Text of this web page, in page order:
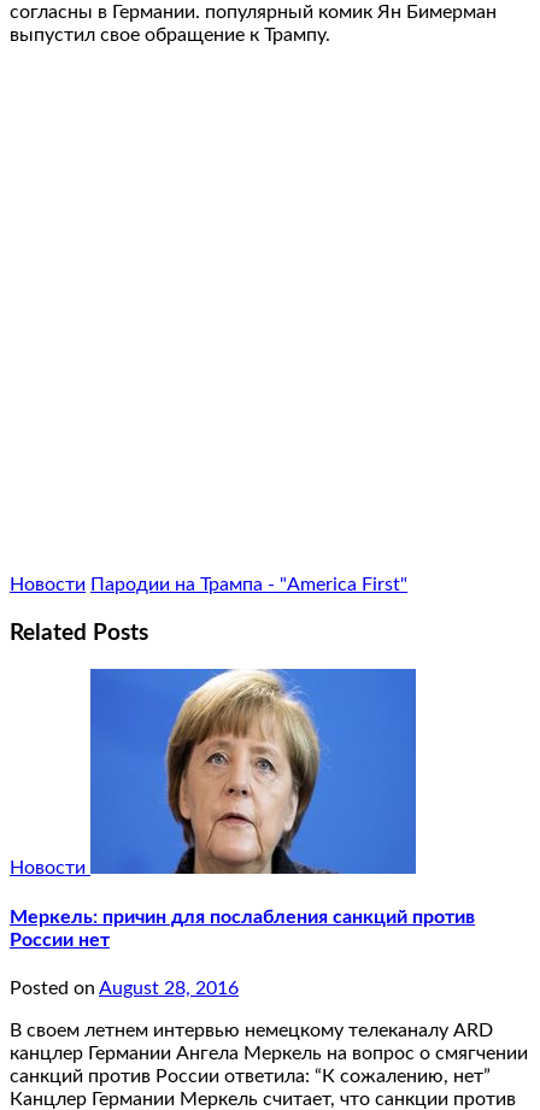
согласны в Германии. популярный комик Ян Бимерман
выпустил свое обращение к Трампу.
Новости Пародии на Трампа - "America First"
Related Posts
Новости
Меркель: причин для послабления санкций против
России нет
Posted on August 28, 2016
В своем летнем интервью немецкому телеканалу ARD
канцлер Германии Ангела Меркель на вопрос о смягчении
санкций против России ответила: “К сожалению, нет”
Канцлер Германии Меркель считает, что санкции против